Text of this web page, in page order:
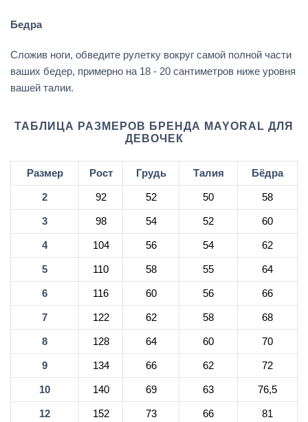
Бедра
Сложив ноги, обведите рулетку вокруг самой полной части
ваших бедер, примерно на 18 - 20 сантиметров ниже уровня
вашей талии.
ТАБЛИЦА РАЗМЕРОВ БРЕНДА MAYORAL ДЛЯ
ДЕВОЧЕК
Размер Рост Грудь Талия Бёдра
2 92 52 50 58
3 98 54 52 60
4 104 56 54 62
5 110 58 55 64
6 116 60 56 66
7 122 62 58 68
8 128 64 60 70
9 134 66 62 72
10 140 69 63 76,5
12 152 73 66 81